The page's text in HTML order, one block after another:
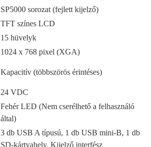
SP5000 sorozat (fejlett kijelző)
TFT színes LCD
15 hüvelyk
1024 x 768 pixel (XGA)
Kapacitív (többszörös érintéses)
24 VDC
Fehér LED (Nem cserélhető a felhasználó
által)
3 db USB A típusú, 1 db USB mini-B, 1 db
SD-kártyahely, Kijelző interfész